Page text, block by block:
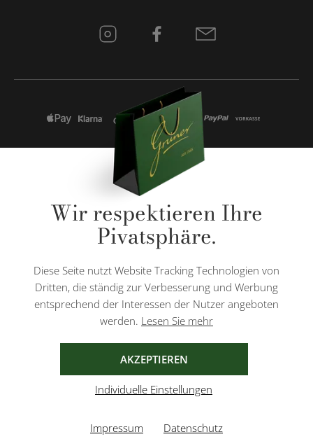
* Alle Preise inkl. gesetzl. Mehrwertsteuer zzgl.
Nachnahmegebühren, wenn nicht anders angegeben.
Diese Website ist durch reCAPTCHA geschützt und es gelten die
Wir respektieren Ihre
Pivatsphäre.
Diese Seite nutzt Website Tracking Technologien von
Dritten, die ständig zur Verbesserung und Werbung
entsprechend der Interessen der Nutzer angeboten
werden. Lesen Sie mehr
AKZEPTIEREN
Individuelle Einstellungen
Impressum Datenschutz